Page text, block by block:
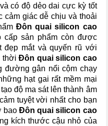
có độ dẻo dai cực kỳ tốt
cảm giác dễ chịu và thoải
Đôn quai silicon cao
sản phẩm còn được
đẹp mắt và quyến rũ với
thờiĐôn quai silicon cao
đường gân nổi cộm chạy
hạt gai rất mềm mại
độ ma sát lên thành âm
tuyệt vời nhất cho bạn
baoĐôn quai silicon cao
kích thước cậu nhỏ của